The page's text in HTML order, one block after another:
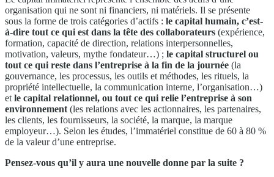
organisation qui ne sont ni financiers, ni matériels. Il se présente
sous la forme de trois catégories d’actifs : le capital humain, c’est-
à-dire tout ce qui est dans la tête des collaborateurs (expérience,
formation, capacité de direction, relations interpersonnelles,
motivation, valeurs, mythe fondateur…) ; le capital structurel ou
tout ce qui reste dans l’entreprise à la fin de la journée (la
gouvernance, les processus, les outils et méthodes, les rituels, la
propriété intellectuelle, la communication interne, l’organisation…)
et le capital relationnel, ou tout ce qui relie l’entreprise à son
environnement (les relations avec les actionnaires, les partenaires,
les clients, les fournisseurs, la société, la marque, la marque
employeur…). Selon les études, l’immatériel constitue de 60 à 80 %
de la valeur d’une entreprise.
Pensez-vous qu’il y aura une nouvelle donne par la suite ?